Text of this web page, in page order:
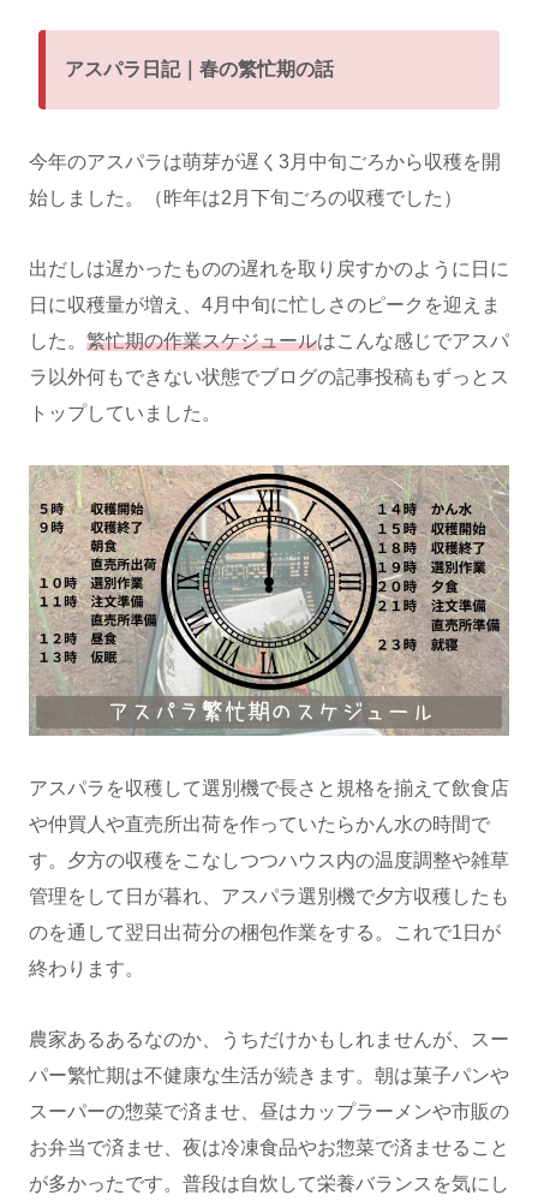
アスパラ日記｜春の繁忙期の話
今年のアスパラは萌芽が遅く3月中旬ごろから収穫を開
始しました。（昨年は2月下旬ごろの収穫でした）
出だしは遅かったものの遅れを取り戻すかのように日に
日に収穫量が増え、4月中旬に忙しさのピークを迎えま
した。 繁忙期の作業スケジュールはこんな感じでアスパ
ラ以外何もできない状態でブログの記事投稿もずっとス
トップしていました。
アスパラを収穫して選別機で長さと規格を揃えて飲食店
や仲買人や直売所出荷を作っていたらかん水の時間で
す。夕方の収穫をこなしつつハウス内の温度調整や雑草
管理をして日が暮れ、アスパラ選別機で夕方収穫したも
のを通して翌日出荷分の梱包作業をする。これで1日が
終わります。
農家あるあるなのか、うちだけかもしれませんが、スー
パー繁忙期は不健康な生活が続きます。朝は菓子パンや
スーパーの惣菜で済ませ、昼はカップラーメンや市販の
お弁当で済ませ、夜は冷凍食品やお惣菜で済ませること
が多かったです。普段は自炊して栄養バランスを気にし